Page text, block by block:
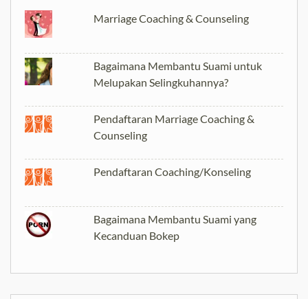
Marriage Coaching & Counseling
Bagaimana Membantu Suami untuk
Melupakan Selingkuhannya?
Pendaftaran Marriage Coaching &
Counseling
Pendaftaran Coaching/Konseling
Bagaimana Membantu Suami yang
Kecanduan Bokep